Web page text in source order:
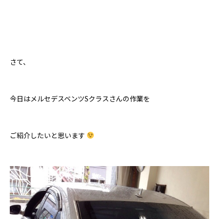
さて、
今日はメルセデスベンツSクラスさんの作業を
ご紹介したいと思います